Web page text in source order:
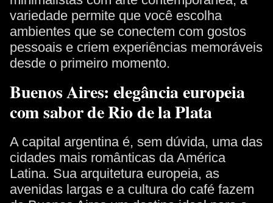
variedade permite que você escolha
ambientes que se conectem com gostos
pessoais e criem experiências memoráveis
desde o primeiro momento.
Buenos Aires: elegância europeia
com sabor de Rio de la Plata
A capital argentina é, sem dúvida, uma das
cidades mais românticas da América
Latina. Sua arquitetura europeia, as
avenidas largas e a cultura do café fazem